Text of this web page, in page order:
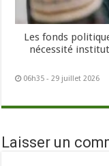
Les fonds
nécessité
06h35 - 29 juillet 2026
Laisser un